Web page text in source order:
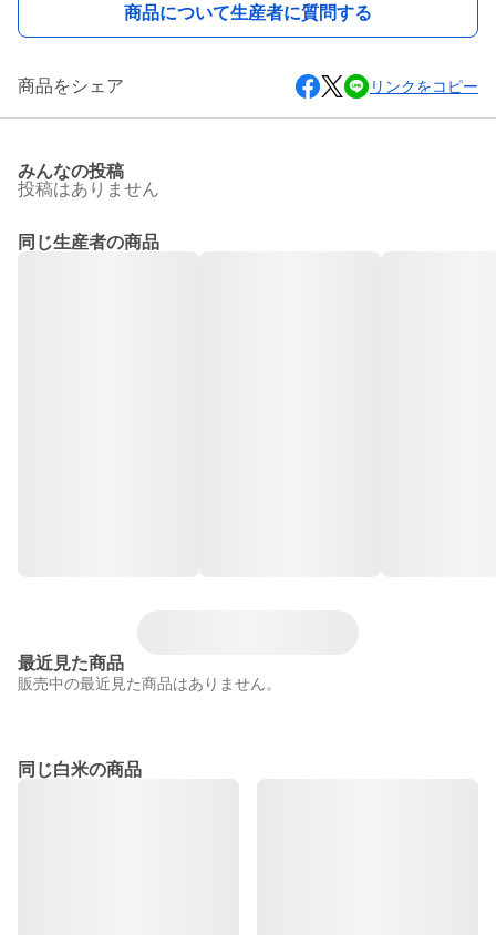
商品について生産者に質問する
商品をシェア リンクをコピー
みんなの投稿
投稿はありません
同じ生産者の商品
最近見た商品
販売中の最近見た商品はありません。
同じ白米の商品